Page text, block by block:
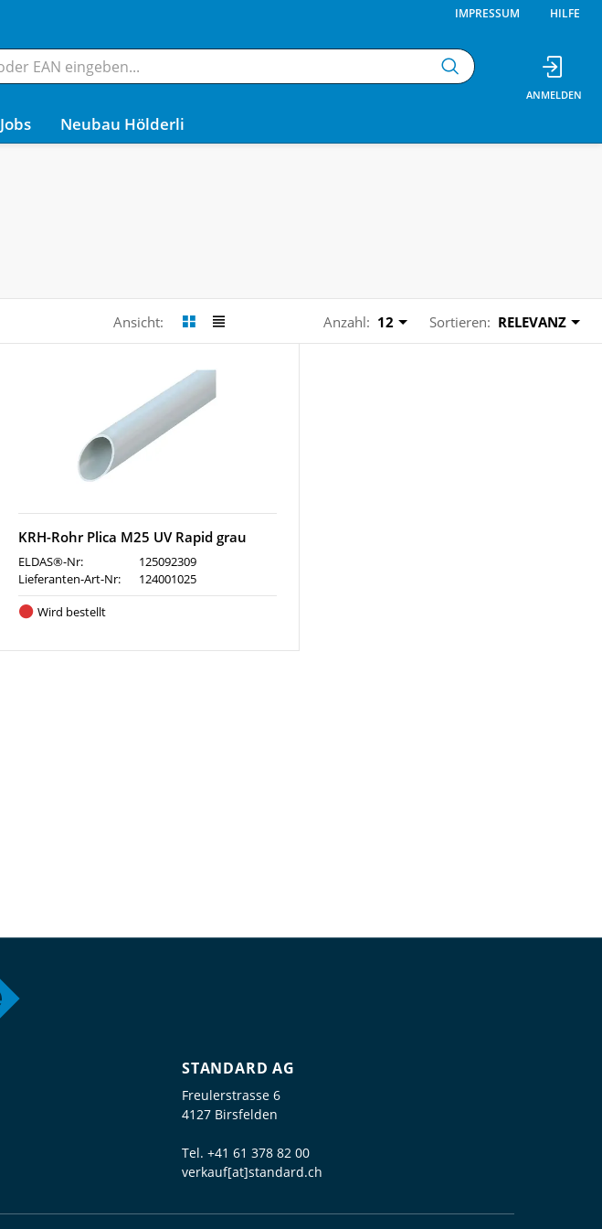
IMPRESSUM HILFE
Jobs Neubau Hölderli
Ansicht: Anzahl: 12 Sortieren: RELEVANZ
KRH-Rohr Plica M25 UV Rapid grau
ELDAS®-Nr:
125092309
Lieferanten-Art-Nr:
124001025
Wird bestellt
STANDARD AG
Freulerstrasse 6
4127 Birsfelden
Tel. +41 61 378 82 00
verkauf[at]standard.ch